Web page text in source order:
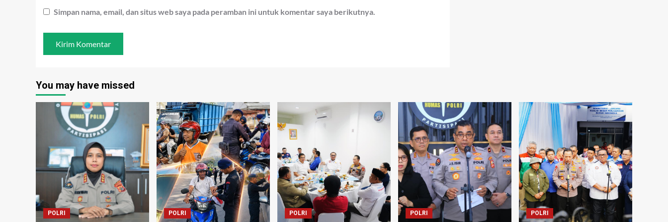
Simpan nama, email, dan situs web saya pada peramban ini untuk komentar saya berikutnya.
You may have missed
POLRI POLRI POLRI POLRI POLRI